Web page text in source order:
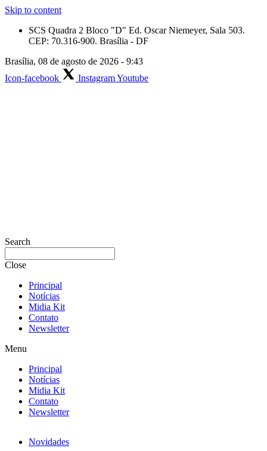
Skip to content
SCS Quadra 2 Bloco "D" Ed. Oscar Niemeyer, Sala 503.
CEP: 70.316-900. Brasília - DF
Brasília, 08 de agosto de 2026 - 9:43
Icon-facebook
InstagramYoutube
Search
Close
Principal
Notícias
Midia Kit
Contato
Newsletter
Menu
Principal
Notícias
Midia Kit
Contato
Newsletter
Novidades